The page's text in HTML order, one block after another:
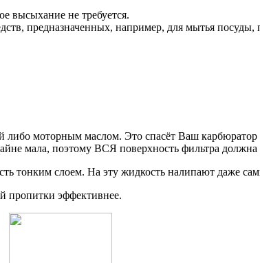
высыхание не требуется.
предназначенных, например, для мытья посуды,
либо моторным маслом. Это спасёт Ваш
мала, поэтому ВСЯ поверхность фильтра
тонким слоем. На эту жидкость налипают даже
пропитки эффективнее.